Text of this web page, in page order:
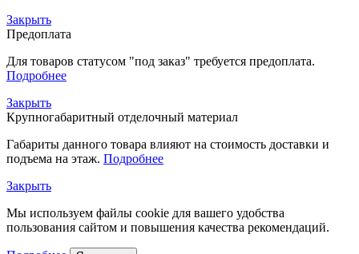
Закрыть
Предоплата
Для товаров статусом "под заказ" требуется предоплата.
Подробнее
Закрыть
Крупногабаритный отделочный материал
Габариты данного товара влияют на стоимость доставки и
подъема на этаж. Подробнее
Закрыть
Мы используем файлы cookie для вашего удобства
пользования сайтом и повышения качества рекомендаций.